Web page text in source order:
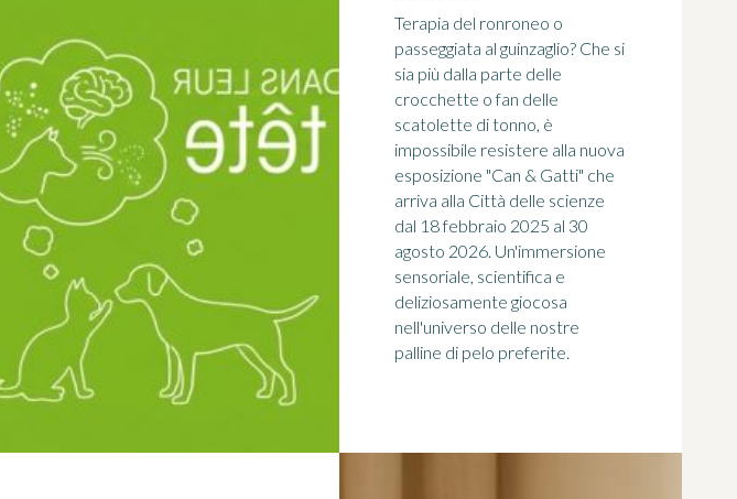
Terapia del ronroneo o
passeggiata al guinzaglio? Che si
sia più dalla parte delle
crocchette o fan delle
scatolette di tonno, è
impossibile resistere alla nuova
esposizione "Can & Gatti" che
arriva alla Città delle scienze
dal 18 febbraio 2025 al 30
agosto 2026. Un'immersione
sensoriale, scientifica e
deliziosamente giocosa
nell'universo delle nostre
palline di pelo preferite.